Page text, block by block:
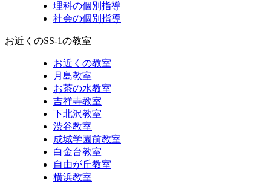
理科の個別指導
社会の個別指導
お近くのSS-1の教室
お近くの教室
月島教室
お茶の水教室
吉祥寺教室
下北沢教室
渋谷教室
成城学園前教室
白金台教室
自由が丘教室
横浜教室